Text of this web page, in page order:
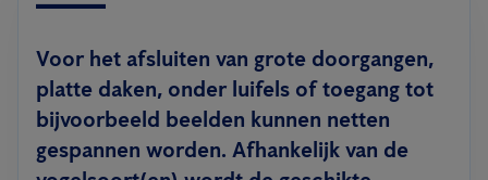
Voor het afsluiten van grote doorgangen,
platte daken, onder luifels of toegang tot
bijvoorbeeld beelden kunnen netten
gespannen worden. Afhankelijk van de